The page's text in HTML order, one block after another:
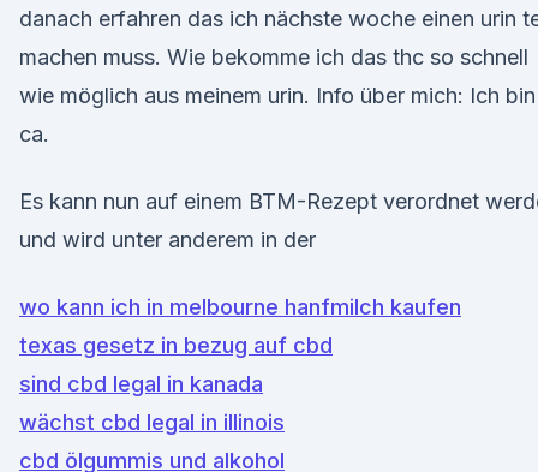
danach erfahren das ich nächste woche einen urin
machen muss. Wie bekomme ich das thc so schnell
wie möglich aus meinem urin. Info über mich: Ich bin
ca.
Es kann nun auf einem BTM-Rezept verordnet
und wird unter anderem in der
wo kann ich in melbourne hanfmilch kaufen
texas gesetz in bezug auf cbd
sind cbd legal in kanada
wächst cbd legal in illinois
cbd ölgummis und alkohol